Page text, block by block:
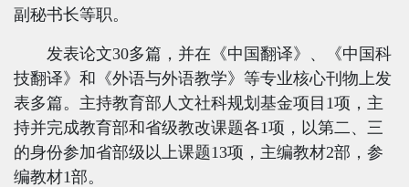
副秘书长等职。
发表论文30多篇，并在《中国翻译》、《中国科
技翻译》和《外语与外语教学》等专业核心刊物上发
表多篇。主持教育部人文社科规划基金项目 1项，主
持并完成教育部和省级教改课题各1项，以第二、三
的身份参加省部级以上课题13项，主编教材2部，参
编教材1部。